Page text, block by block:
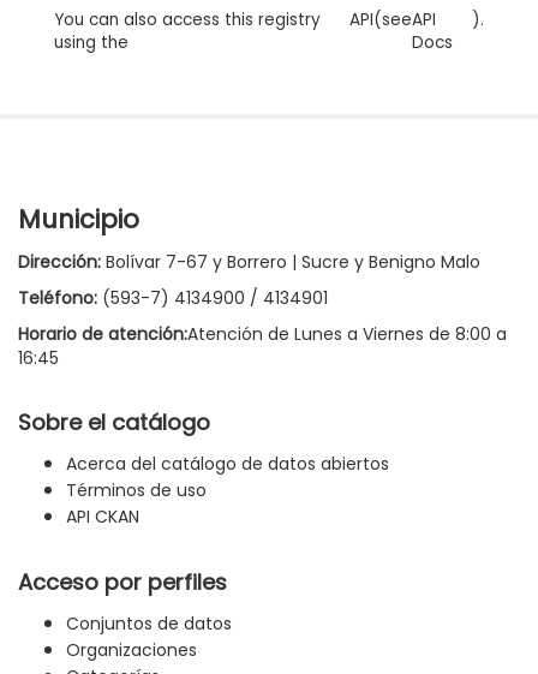
You can also access this registry
using the
API(seeAPI
Docs
).
Municipio
Dirección: Bolívar 7-67 y Borrero | Sucre y Benigno Malo
Teléfono: (593-7) 4134900 / 4134901
Horario de atención:Atención de Lunes a Viernes de 8:00 a
16:45
Sobre el catálogo
Acerca del catálogo de datos abiertos
Términos de uso
API CKAN
Acceso por perfiles
Conjuntos de datos
Organizaciones